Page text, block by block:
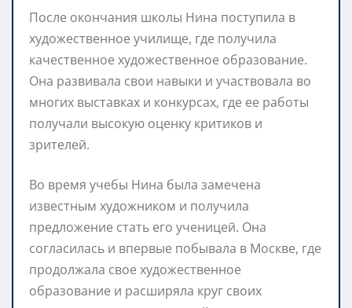
После окончания школы Нина поступила в
художественное училище, где получила
качественное художественное образование.
Она развивала свои навыки и участвовала во
многих выставках и конкурсах, где ее работы
получали высокую оценку критиков и
зрителей.
Во время учебы Нина была замечена
известным художником и получила
предложение стать его ученицей. Она
согласилась и впервые побывала в Москве, где
продолжала свое художественное
образование и расширяла круг своих